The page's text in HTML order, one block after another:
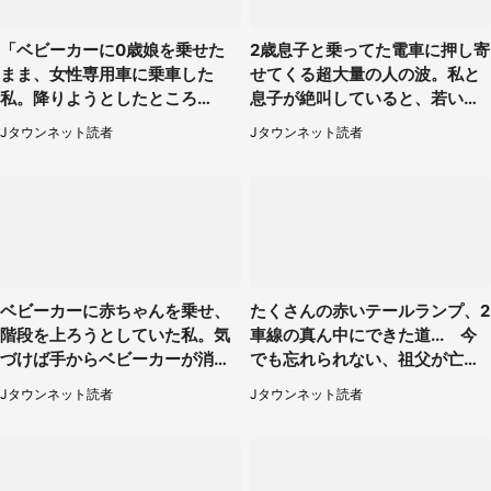
「ベビーカーに0歳娘を乗せた
まま、女性専用車に乗車した
私。降りようとしたところ
で...」（大阪府・30代女性）
Jタウンネット読者
2歳息子と乗ってた電車に押し寄
せてくる超大量の人の波。私と
息子が絶叫していると、若いカ
ップルの乗客が...（東京都・60
代女性）
Jタウンネット読者
ベビーカーに赤ちゃんを乗せ、
階段を上ろうとしていた私。気
づけば手からベビーカーが消え
ていて（神奈川県・60代女性）
Jタウンネット読者
たくさんの赤いテールランプ、2
車線の真ん中にできた道... 今
でも忘れられない、祖父が亡く
なった夜に見た光景（30代女
性）
Jタウンネット読者